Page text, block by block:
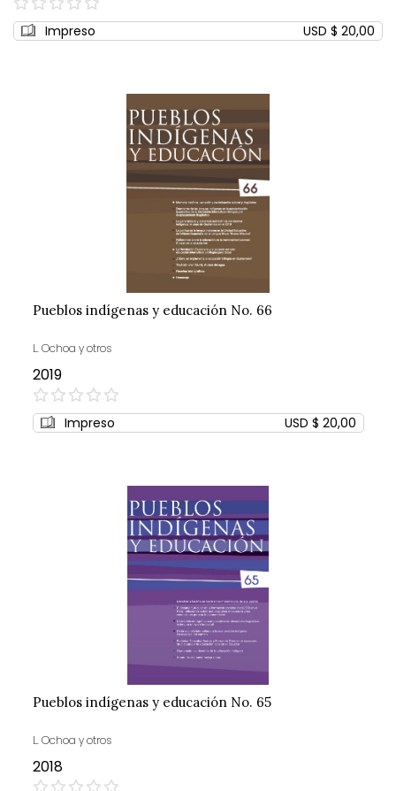
0%
Impreso USD $ 20,00
Pueblos indígenas y educación No. 66
L. Ochoa y otros
2019
0%
Impreso USD $ 20,00
Pueblos indígenas y educación No. 65
L. Ochoa y otros
2018